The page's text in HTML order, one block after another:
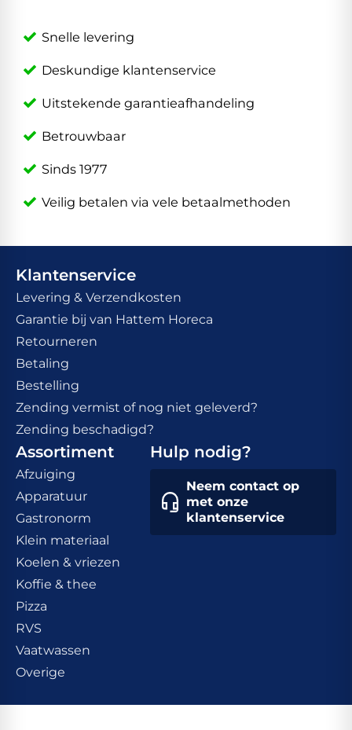
Snelle levering
Deskundige klantenservice
Uitstekende garantieafhandeling
Betrouwbaar
Sinds 1977
Veilig betalen via vele betaalmethoden
Klantenservice
Levering & Verzendkosten
Garantie bij van Hattem Horeca
Retourneren
Betaling
Bestelling
Zending vermist of nog niet geleverd?
Zending beschadigd?
Assortiment
Afzuiging
Apparatuur
Gastronorm
Klein materiaal
Koelen & vriezen
Koffie & thee
Pizza
RVS
Vaatwassen
Overige
Hulp nodig?
Neem contact op
met onze
klantenservice